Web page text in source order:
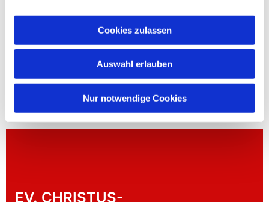
Cookies zulassen
Auswahl erlauben
Nur notwendige Cookies
EV. CHRISTUS-